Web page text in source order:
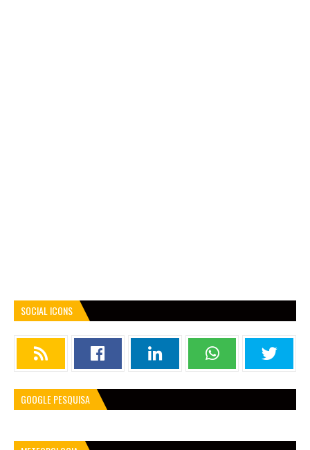
SOCIAL ICONS
GOOGLE PESQUISA